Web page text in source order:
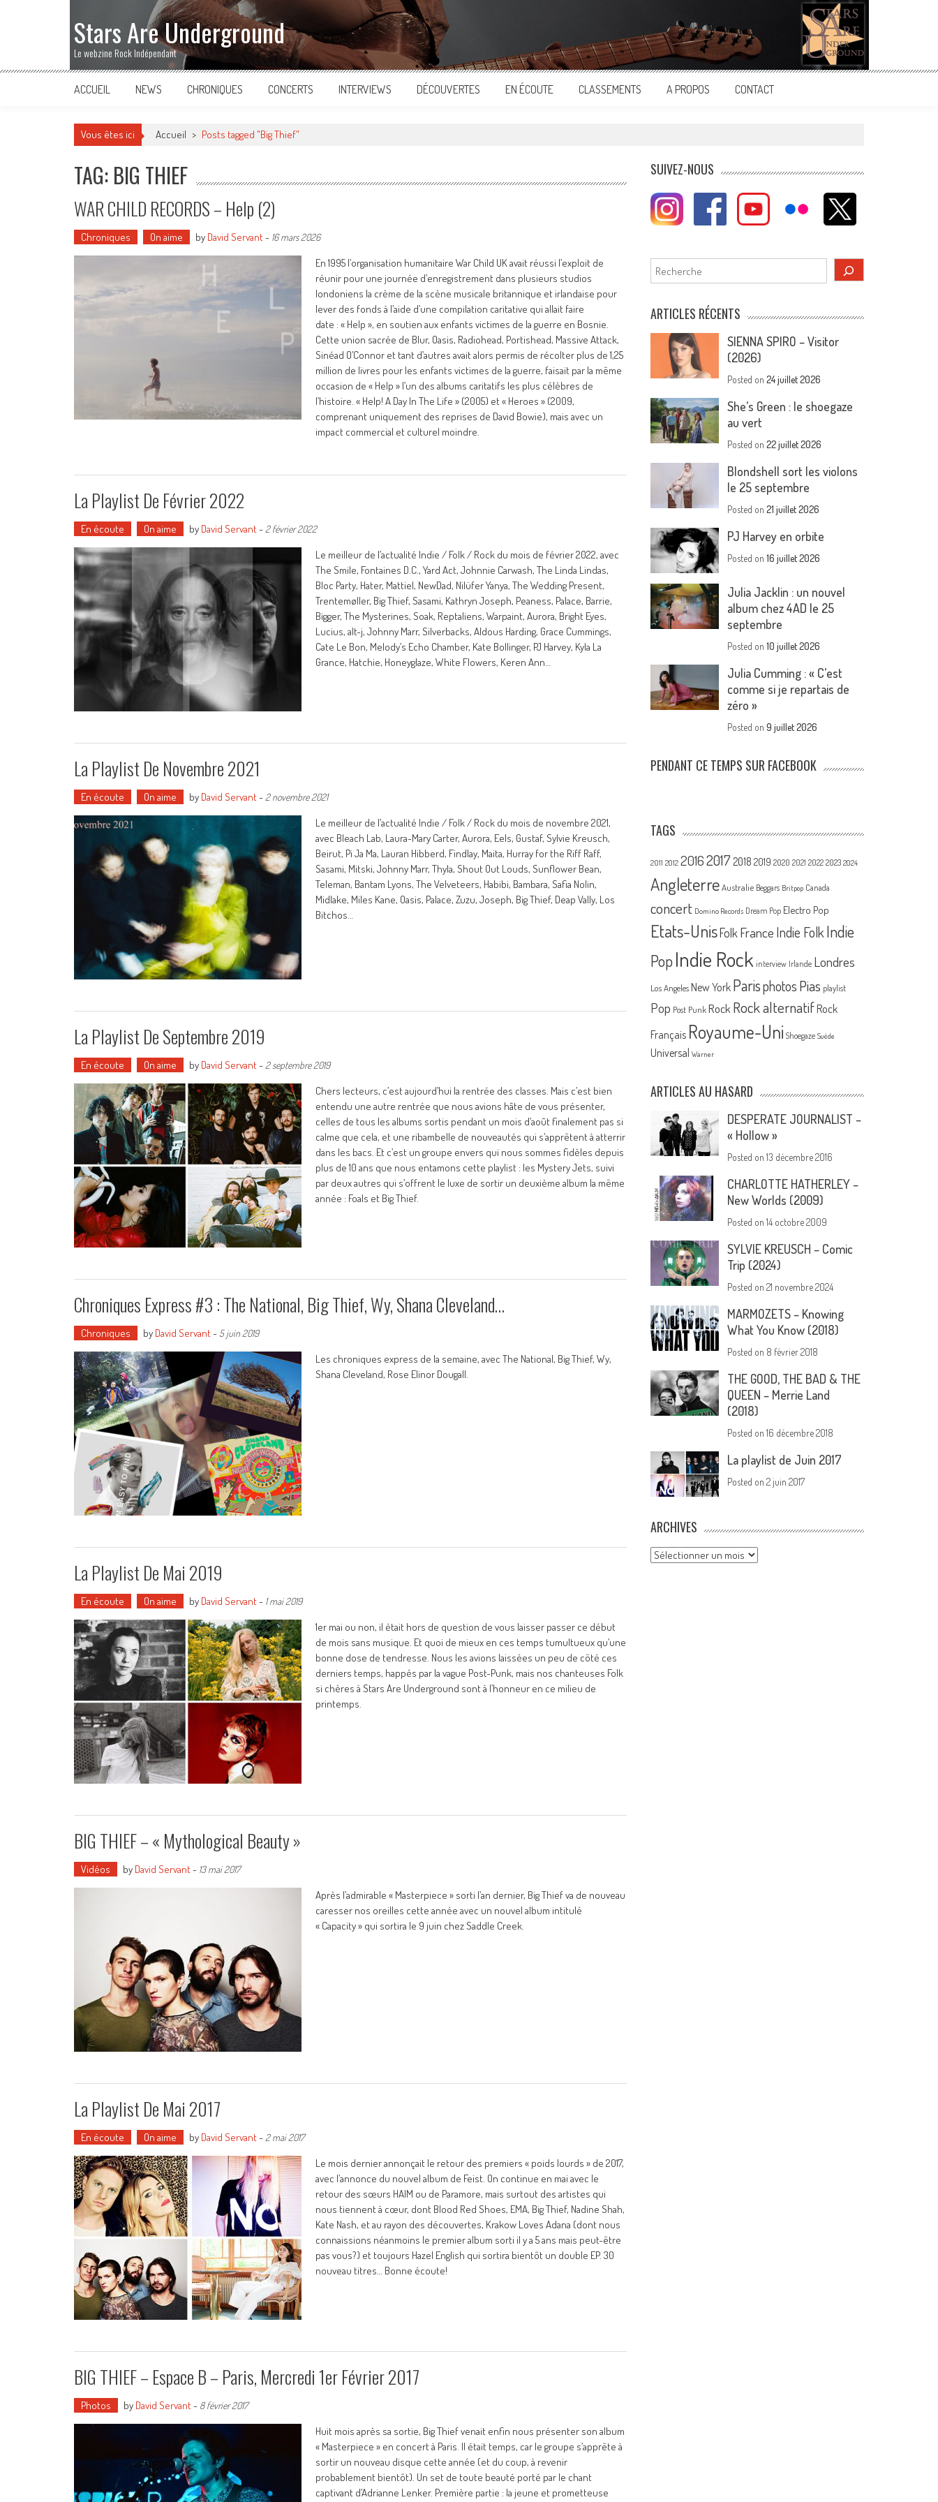
Stars Are Underground
Le webzine Rock Indépendant
ACCUEIL NEWS CHRONIQUES CONCERTS INTERVIEWS DÉCOUVERTES EN ÉCOUTE CLASSEMENTS A PROPOS CONTACT
Vous êtes ici Accueil > Posts tagged "Big Thief"
TAG: BIG THIEF
WAR CHILD RECORDS – Help (2)
Chroniques On aime by David Servant- 16 mars 2026
En 1995 l’organisation humanitaire War Child UK avait réussi l’exploit de
réunir pour une journée d’enregistrement dans plusieurs studios
londoniens la crème de la scène musicale britannique et irlandaise pour
lever des fonds à l’aide d’une compilation caritative qui allait faire
date : « Help », en soutien aux enfants victimes de la guerre en Bosnie.
Cette union sacrée de Blur, Oasis, Radiohead, Portishead, Massive Attack,
Sinéad O’Connor et tant d’autres avait alors permis de récolter plus de 1,25
million de livres pour les enfants victimes de la guerre, faisait par la même
occasion de « Help » l’un des albums caritatifs les plus célèbres de
l’histoire. « Help! A Day In The Life » (2005) et « Heroes » (2009,
comprenant uniquement des reprises de David Bowie), mais avec un
impact commercial et culturel moindre.
La Playlist De Février 2022
En écoute On aime by David Servant- 2 février 2022
Le meilleur de l’actualité Indie / Folk / Rock du mois de février 2022, avec
The Smile, Fontaines D.C., Yard Act, Johnnie Carwash, The Linda Lindas,
Bloc Party, Hater, Mattiel, NewDad, Nilüfer Yanya, The Wedding Present,
Trentemøller, Big Thief, Sasami, Kathryn Joseph, Peaness, Palace, Barrie,
Bigger, The Mysterines, Soak, Reptaliens, Warpaint, Aurora, Bright Eyes,
Lucius, alt-j, Johnny Marr, Silverbacks, Aldous Harding, Grace Cummings,
Cate Le Bon, Melody’s Echo Chamber, Kate Bollinger, PJ Harvey, Kyla La
Grance, Hatchie, Honeyglaze, White Flowers, Keren Ann…
La Playlist De Novembre 2021
En écoute On aime by David Servant- 2 novembre 2021
Le meilleur de l’actualité Indie / Folk / Rock du mois de novembre 2021,
avec Bleach Lab, Laura-Mary Carter, Aurora, Eels, Gustaf, Sylvie Kreusch,
Beirut, Pi Ja Ma, Lauran Hibberd, Findlay, Maita, Hurray for the Riff Raff,
Sasami, Mitski, Johnny Marr, Thyla, Shout Out Louds, Sunflower Bean,
Teleman, Bantam Lyons, The Velveteers, Habibi, Bambara, Safia Nolin,
Midlake, Miles Kane, Oasis, Palace, Zuzu, Joseph, Big Thief, Deap Vally, Los
Bitchos…
La Playlist De Septembre 2019
En écoute On aime by David Servant- 2 septembre 2019
Chers lecteurs, c’est aujourd’hui la rentrée des classes. Mais c’est bien
entendu une autre rentrée que nous avions hâte de vous présenter,
celles de tous les albums sortis pendant un mois d’août finalement pas si
calme que cela, et une ribambelle de nouveautés qui s’apprêtent à atterrir
dans les bacs. Et c’est un groupe envers qui nous sommes fidèles depuis
plus de 10 ans que nous entamons cette playlist : les Mystery Jets, suivi
par deux autres qui s’offrent le luxe de sortir un deuxième album la même
année : Foals et Big Thief.
Chroniques Express #3 : The National, Big Thief, Wy, Shana Cleveland…
Chroniques by David Servant- 5 juin 2019
Les chroniques express de la semaine, avec The National, Big Thief, Wy,
Shana Cleveland, Rose Elinor Dougall.
La Playlist De Mai 2019
En écoute On aime by David Servant- 1 mai 2019
1er mai ou non, il était hors de question de vous laisser passer ce début
de mois sans musique. Et quoi de mieux en ces temps tumultueux qu’une
bonne dose de tendresse. Nous les avions laissées un peu de côté ces
derniers temps, happés par la vague Post-Punk, mais nos chanteuses Folk
si chères à Stars Are Underground sont à l’honneur en ce milieu de
printemps.
BIG THIEF – « Mythological Beauty »
Vidéos by David Servant- 13 mai 2017
Après l’admirable « Masterpiece » sorti l’an dernier, Big Thief va de nouveau
caresser nos oreilles cette année avec un nouvel album intitulé
« Capacity » qui sortira le 9 juin chez Saddle Creek.
La Playlist De Mai 2017
En écoute On aime by David Servant- 2 mai 2017
Le mois dernier annonçait le retour des premiers « poids lourds » de 2017,
avec l’annonce du nouvel album de Feist. On continue en mai avec le
retour des sœurs HAIM ou de Paramore, mais surtout des artistes qui
nous tiennent à cœur, dont Blood Red Shoes, EMA, Big Thief, Nadine Shah,
Kate Nash, et au rayon des découvertes, Krakow Loves Adana (dont nous
connaissions néanmoins le premier album sorti il y a 5 ans mais peut-être
pas vous?) et toujours Hazel English qui sortira bientôt un double EP. 30
nouveau titres… Bonne écoute!
BIG THIEF – Espace B – Paris, Mercredi 1er Février 2017
Photos by David Servant- 8 février 2017
Huit mois après sa sortie, Big Thief venait enfin nous présenter son album
« Masterpiece » en concert à Paris. Il était temps, car le groupe s’apprête à
sortir un nouveau disque cette année (et du coup, à revenir
probablement bientôt). Un set de toute beauté porté par le chant
captivant d’Adrianne Lenker. Première partie : la jeune et prometteuse
SUIVEZ-NOUS
Rechercher
ARTICLES RÉCENTS
SIENNA SPIRO – Visitor
(2026)
Posted on24 juillet 2026
She’s Green : le shoegaze
au vert
Posted on22 juillet 2026
Blondshell sort les violons
le 25 septembre
Posted on21 juillet 2026
PJ Harvey en orbite
Posted on16 juillet 2026
Julia Jacklin : un nouvel
album chez 4AD le 25
septembre
Posted on10 juillet 2026
Julia Cumming : « C’est
comme si je repartais de
zéro »
Posted on9 juillet 2026
PENDANT CE TEMPS SUR FACEBOOK
TAGS
2011 2012 20162017 2018 2019 2020 2021 2022 2023 2024
Angleterre Australie Beggars Britpop Canada
concert Domino Records Dream Pop Electro Pop
Etats-UnisFolk France Indie FolkIndie
PopIndie Rock interview Irlande Londres
Los Angeles New York Parisphotos Pias playlist
Pop Post Punk Rock Rock alternatif Rock
Français Royaume-Uni Shoegaze Suède
Universal Warner
ARTICLES AU HASARD
DESPERATE JOURNALIST –
« Hollow »
Posted on13 décembre 2016
CHARLOTTE HATHERLEY –
New Worlds (2009)
Posted on14 octobre 2009
SYLVIE KREUSCH – Comic
Trip (2024)
Posted on21 novembre 2024
MARMOZETS – Knowing
What You Know (2018)
Posted on 8 février 2018
THE GOOD, THE BAD & THE
QUEEN – Merrie Land
(2018)
Posted on16 décembre 2018
La playlist de Juin 2017
Posted on2 juin 2017
ARCHIVES
Archives